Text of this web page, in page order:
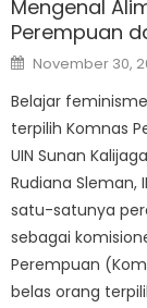
Mengenal
Perempuan
Posted
on
November 30,
Belajar
terpilih Komnas
UIN Sunan
Rudiana Sleman,
satu-satunya
sebagai
Perempuan
belas orang